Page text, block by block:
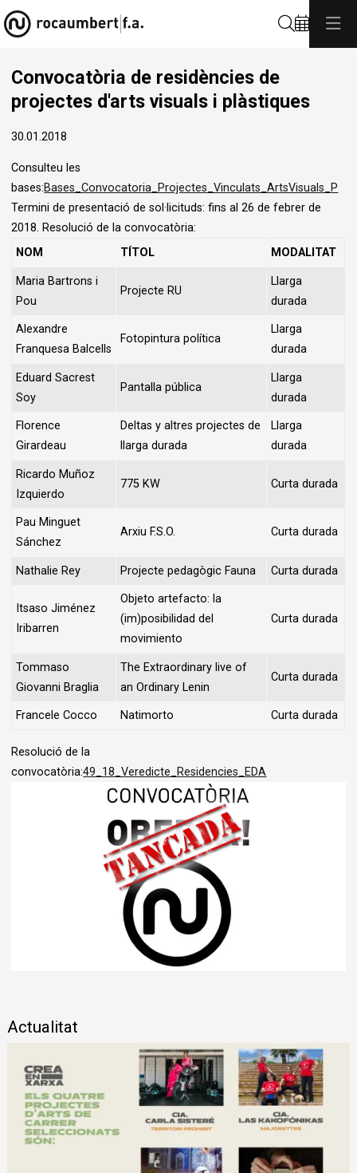
Convocatòria de residències de
projectes d'arts visuals i plàstiques
30.01.2018
Consulteu les
bases:Bases_Convocatoria_Projectes_Vinculats_ArtsVisuals_P
Termini de presentació de sol·licituds: fins al 26 de febrer de
2018. Resolució de la convocatòria:
NOM
TÍTOL MODALITAT
Maria Bartrons i
Pou
Projecte RU
Llarga
durada
Alexandre
Franquesa Balcells
Fotopintura política
Llarga
durada
Eduard Sacrest
Soy
Pantalla pública
Llarga
durada
Florence
Girardeau
Deltas y altres projectes de
llarga durada
Llarga
durada
Ricardo Muñoz
Izquierdo
775 KW Curta durada
Pau Minguet
Sánchez
Arxiu F.S.O. Curta durada
Nathalie Rey Projecte pedagògic Fauna Curta durada
Itsaso Jiménez
Iribarren
Objeto artefacto: la
(im)posibilidad del
movimiento
Curta durada
Tommaso
Giovanni Braglia
The Extraordinary live of
an Ordinary Lenin
Curta durada
Francele Cocco Natimorto Curta durada
Resolució de la
convocatòria:49_18_Veredicte_Residencies_EDA
Actualitat